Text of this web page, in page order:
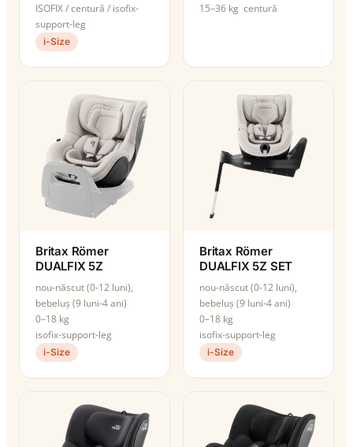
ISOFIX / centură / isofix-
support-leg
i-Size
15–36 kg centură
Britax Römer
DUALFIX 5Z
nou-născut (0-12 luni),
bebeluș (9 luni-4 ani)
0–18 kg
isofix-support-leg
i-Size
Britax Römer
DUALFIX 5Z SET
nou-născut (0-12 luni),
bebeluș (9 luni-4 ani)
0–18 kg
isofix-support-leg
i-Size